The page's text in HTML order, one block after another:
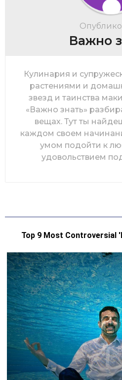
Важно
Кулинария и
растениями и
звезд и таинства
«Важно знать»
вещах. Тут ты
каждом своем
умом подойти к
удовольствием